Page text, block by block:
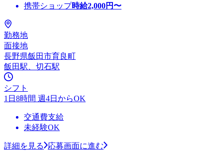
携帯ショップ時給2,000円〜
勤務地
面接地
長野県飯田市育良町
飯田駅、切石駅
シフト
1日8時間 週4日からOK
交通費支給
未経験OK
詳細を見る
応募画面に進む